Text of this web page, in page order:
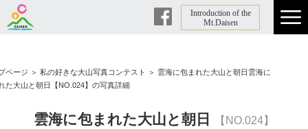
Facebook
Introduction of the
Mt.Daisen
ページ ＞ 私の好きな大山写真コンテスト ＞ 雲海に包まれた大山と朝日雲海に
た大山と朝日【NO.024】の写真詳細
雲海に包まれた大山と朝日 【NO.024】